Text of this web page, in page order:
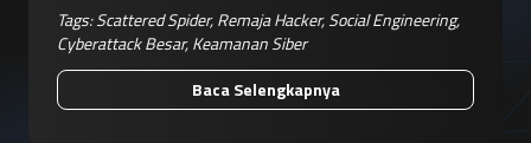
Tags:Scattered Spider,Remaja Hacker,Social Engineering,
Cyberattack Besar,Keamanan Siber
Baca Selengkapnya